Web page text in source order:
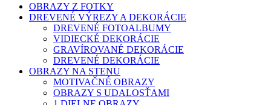
OBRAZY Z FOTKY
DREVENÉ VÝREZY A DEKORÁCIE
DREVENÉ FOTOALBUMY
VIDIECKÉ DEKORÁCIE
GRAVÍROVANÉ DEKORÁCIE
DREVENÉ DEKORÁCIE
OBRAZY NA STENU
MOTIVAČNÉ OBRAZY
OBRAZY S UDALOSŤAMI